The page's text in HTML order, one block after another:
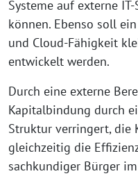
Systeme auf externe
können. Ebenso soll
und Cloud-Fähigkeit
entwickelt werden.
Durch eine externe
Kapitalbindung durch
Struktur verringert, die
gleichzeitig die
sachkundiger Bürger